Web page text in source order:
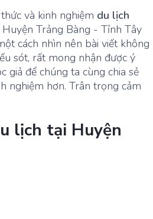
và kinh nghiệm du lịch
Huyện Trảng Bàng - Tỉnh Tây
cách nhìn nên bài viết không
sót, rất mong nhận được ý
giả để chúng ta cùng chia sẻ
nghiệm hơn. Trân trọng cảm
lịch tại Huyện